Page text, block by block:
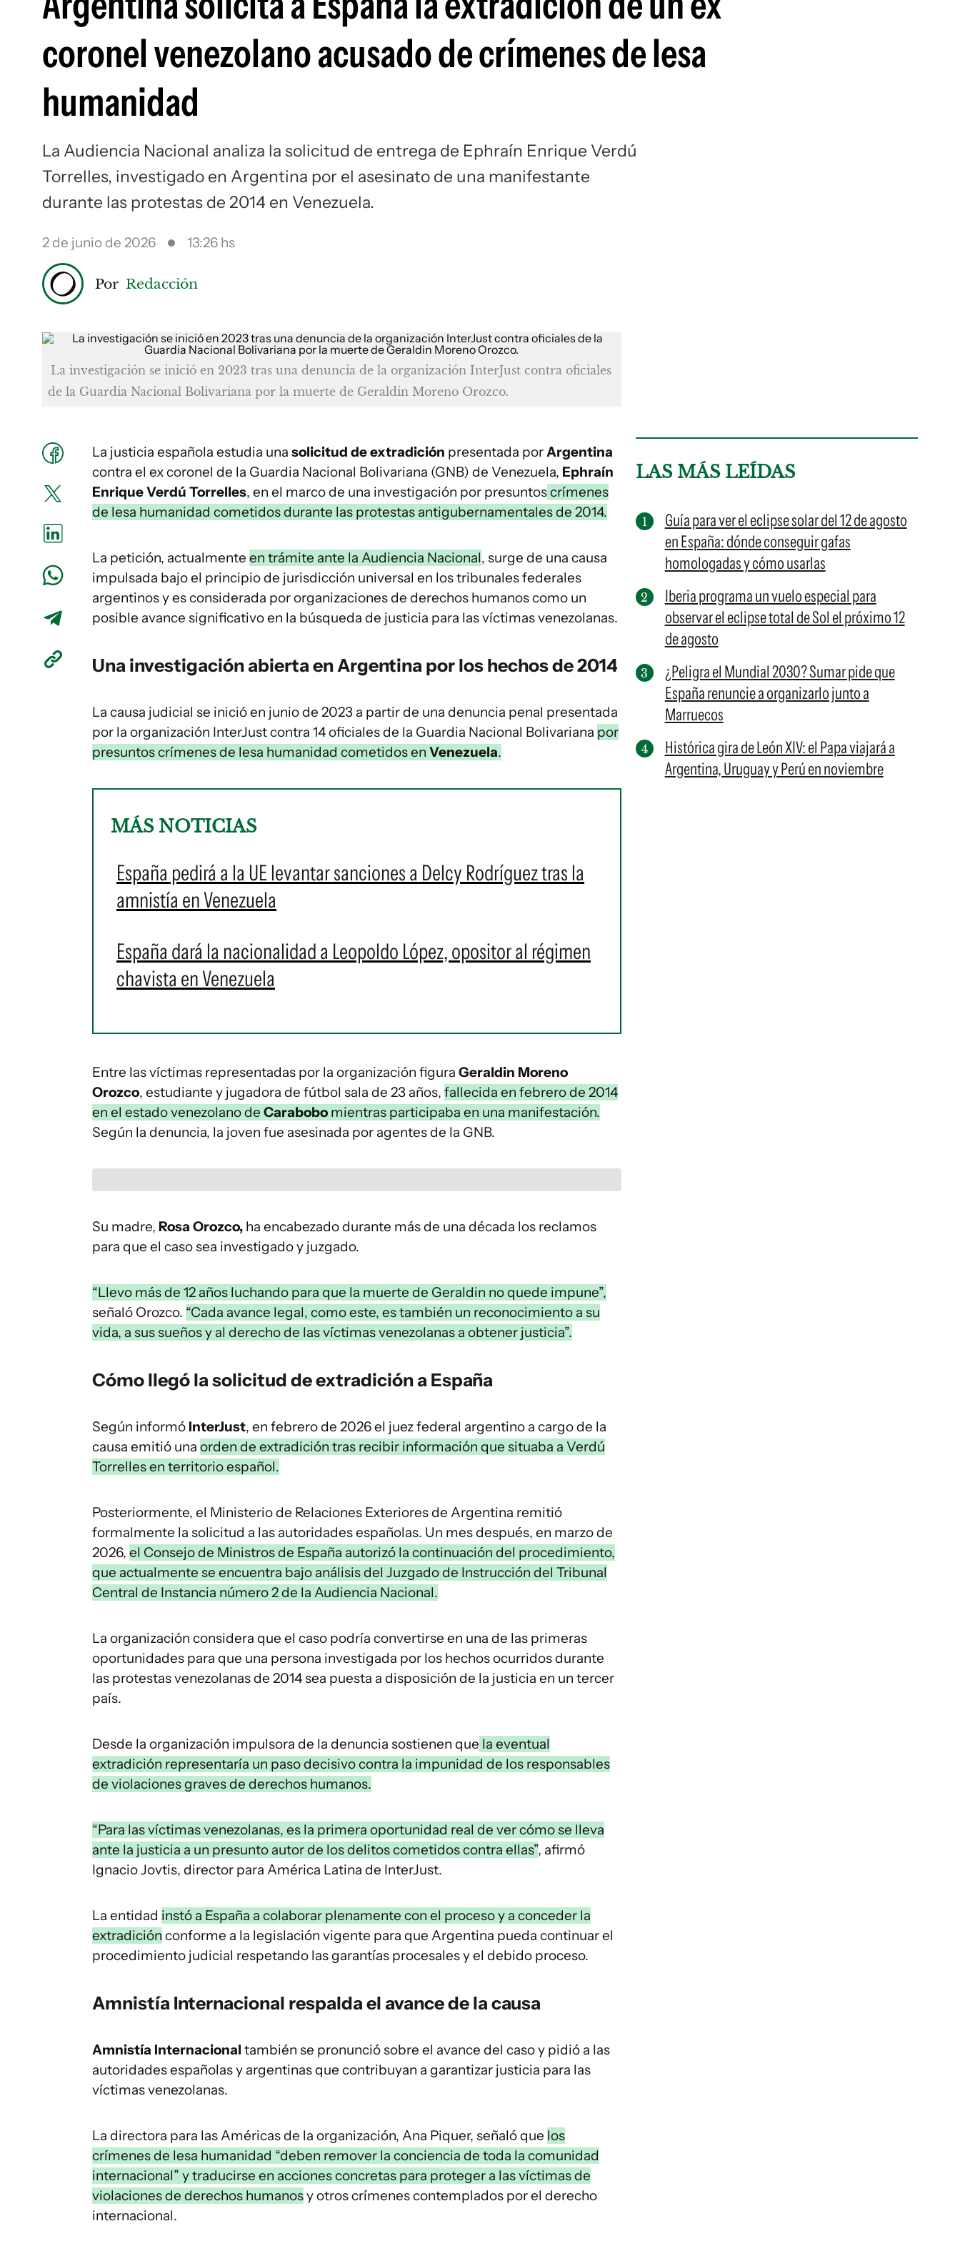
Siguenos en:
coronel venezolano acusado de crímenes de lesa
humanidad
La Audiencia Nacional analiza la solicitud de entrega de Ephraín Enrique Verdú
Torrelles, investigado en Argentina por el asesinato de una manifestante
durante las protestas de 2014 en Venezuela.
2 de junio de 2026 13:26 hs
Por Redacción
La investigación se inició en 2023 tras una denuncia de la organización InterJust contra oficiales
de la Guardia Nacional Bolivariana por la muerte de Geraldin Moreno Orozco.
La justicia española estudia una solicitud de extradición presentada porArgentina
contra el ex coronel de la Guardia Nacional Bolivariana (GNB) de Venezuela, Ephraín
Enrique Verdú Torrelles, en el marco de una investigación por presuntoscrímenes
de lesa humanidad cometidos durante las protestas antigubernamentales de 2014.
La petición, actualmente en trámite ante la Audiencia Nacional, surge de una causa
impulsada bajo el principio de jurisdicción universal en los tribunales federales
argentinos y es considerada por organizaciones de derechos humanos como un
posible avance significativo en la búsqueda de justicia para las víctimas venezolanas.
Una investigación abierta en Argentina por los hechos de 2014
La causa judicial se inició en junio de 2023 a partir de una denuncia penal presentada
por la organización InterJust contra 14 oficiales de la Guardia Nacional Bolivariana por
presuntos crímenes de lesa humanidad cometidos en Venezuela.
MÁS NOTICIAS
España pedirá a la UE levantar sanciones a Delcy Rodríguez tras la
amnistía en Venezuela
España dará la nacionalidad a Leopoldo López, opositor al régimen
chavista en Venezuela
Entre las víctimas representadas por la organización figura Geraldin Moreno
Orozco, estudiante y jugadora de fútbol sala de 23 años, fallecida en febrero de 2014
en el estado venezolano de Carabobo mientras participaba en una manifestación.
Según la denuncia, la joven fue asesinada por agentes de la GNB.
Su madre, Rosa Orozco, ha encabezado durante más de una década los reclamos
para que el caso sea investigado y juzgado.
“Llevo más de 12 años luchando para que la muerte de Geraldin no quede impune”,
señaló Orozco. “Cada avance legal, como este, es también un reconocimiento a su
vida, a sus sueños y al derecho de las víctimas venezolanas a obtener justicia”.
Cómo llegó la solicitud de extradición a España
Según informó InterJust, en febrero de 2026 el juez federal argentino a cargo de la
causa emitió una orden de extradición tras recibir información que situaba a Verdú
Torrelles en territorio español.
Posteriormente, el Ministerio de Relaciones Exteriores de Argentina remitió
formalmente la solicitud a las autoridades españolas. Un mes después, en marzo de
2026, el Consejo de Ministros de España autorizó la continuación del procedimiento,
que actualmente se encuentra bajo análisis del Juzgado de Instrucción del Tribunal
Central de Instancia número 2 de la Audiencia Nacional.
La organización considera que el caso podría convertirse en una de las primeras
oportunidades para que una persona investigada por los hechos ocurridos durante
las protestas venezolanas de 2014 sea puesta a disposición de la justicia en un tercer
país.
Desde la organización impulsora de la denuncia sostienen que la eventual
extradición representaría un paso decisivo contra la impunidad de los responsables
de violaciones graves de derechos humanos.
“Para las víctimas venezolanas, es la primera oportunidad real de ver cómo se lleva
ante la justicia a un presunto autor de los delitos cometidos contra ellas”, afirmó
Ignacio Jovtis, director para América Latina de InterJust.
La entidad instó a España a colaborar plenamente con el proceso y a conceder la
extradición conforme a la legislación vigente para que Argentina pueda continuar el
procedimiento judicial respetando las garantías procesales y el debido proceso.
Amnistía Internacional respalda el avance de la causa
Amnistía Internacional también se pronunció sobre el avance del caso y pidió a las
autoridades españolas y argentinas que contribuyan a garantizar justicia para las
víctimas venezolanas.
La directora para las Américas de la organización, Ana Piquer, señaló que los
crímenes de lesa humanidad “deben remover la conciencia de toda la comunidad
internacional” y traducirse en acciones concretas para proteger a las víctimas de
violaciones de derechos humanosy otros crímenes contemplados por el derecho
internacional.
LAS MÁS LEÍDAS
Guía para ver el eclipse solar del 12 de agosto
en España: dónde conseguir gafas
homologadas y cómo usarlas
Iberia programa un vuelo especial para
observar el eclipse total de Sol el próximo 12
de agosto
¿Peligra el Mundial 2030? Sumar pide que
España renuncie a organizarlo junto a
Marruecos
Histórica gira de León XIV: el Papa viajará a
Argentina, Uruguay y Perú en noviembre